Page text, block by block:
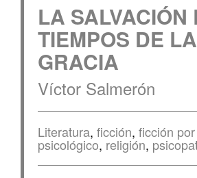
LA SALVACIÓN
TIEMPOS DE
GRACIA
Víctor Salmerón
Literatura, ficción, ficción
psicológico, religión,